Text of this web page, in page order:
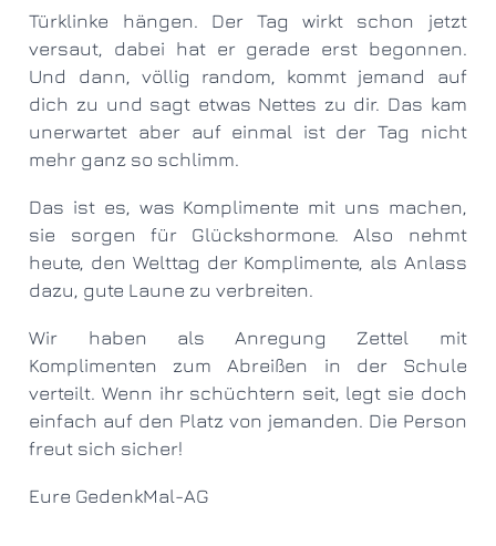
Türklinke hängen. Der Tag wirkt schon jetzt
versaut, dabei hat er gerade erst begonnen.
Und dann, völlig random, kommt jemand auf
dich zu und sagt etwas Nettes zu dir. Das kam
unerwartet aber auf einmal ist der Tag nicht
mehr ganz so schlimm.
Das ist es, was Komplimente mit uns machen,
sie sorgen für Glückshormone. Also nehmt
heute, den Welttag der Komplimente, als Anlass
dazu, gute Laune zu verbreiten.
Wir haben als Anregung Zettel mit
Komplimenten zum Abreißen in der Schule
verteilt. Wenn ihr schüchtern seit, legt sie doch
einfach auf den Platz von jemanden. Die Person
freut sich sicher!
Eure GedenkMal-AG